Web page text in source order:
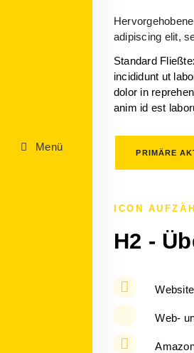
Menü
adipiscing elit,
Standard
incididunt ut
dolor in
anim id est
PRIMÄRE
ICON
H2 -
Web-